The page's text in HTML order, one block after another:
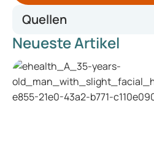
Quellen
Wat zijn slaapstoornissen?
Slaapproblemen | NHG-Richtlijnen
Slecht slapen | Thuisarts
Guidelines | ESRS
Behavioral-Insomnia-CPG-
Neueste Artikel